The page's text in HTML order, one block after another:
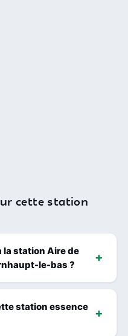
cette station
la station Aire de
le-bas ?
station essence